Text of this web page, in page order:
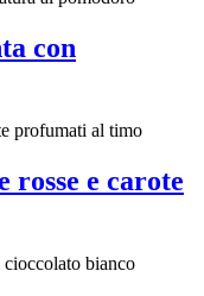
con
e carote